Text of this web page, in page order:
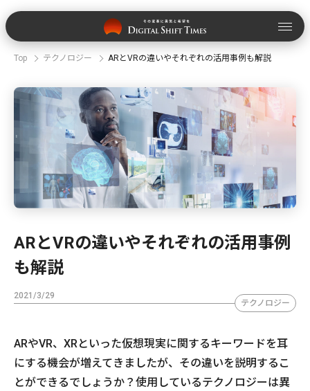
Top テクノロジー ARとVRの違いやそれぞれの活用事例も解説
ARとVRの違いやそれぞれの活用事例
も解説
2021/3/29
テクノロジー
ARやVR、XRといった仮想現実に関するキーワードを耳
にする機会が増えてきましたが、その違いを説明するこ
とができるでしょうか？使用しているテクノロジーは異